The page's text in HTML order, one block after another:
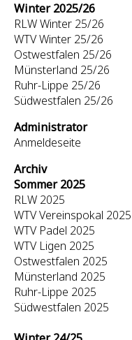
Winter 2025/26
RLW Winter 25/26
WTV Winter 25/26
Ostwestfalen 25/26
Münsterland 25/26
Ruhr-Lippe 25/26
Südwestfalen 25/26
Administrator
Anmeldeseite
Archiv
Sommer 2025
RLW 2025
WTV Vereinspokal 2025
WTV Padel 2025
WTV Ligen 2025
Ostwestfalen 2025
Münsterland 2025
Ruhr-Lippe 2025
Südwestfalen 2025